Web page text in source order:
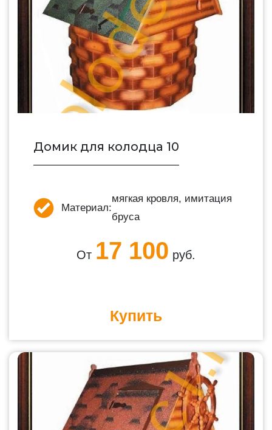
Домик для колодца 10
Материал:
мягкая кровля, имитация
бруса
От 17 100 руб.
Купить